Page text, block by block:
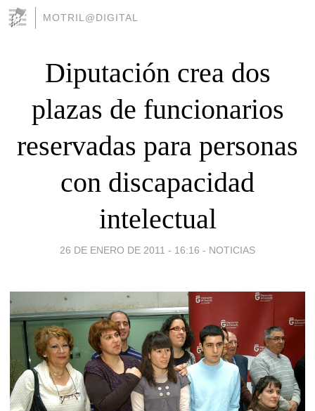
MOTRIL@DIGITAL
Diputación crea dos
plazas de funcionarios
reservadas para personas
con discapacidad
intelectual
26 DE ENERO DE 2011 - 16:16 - NOTICIAS